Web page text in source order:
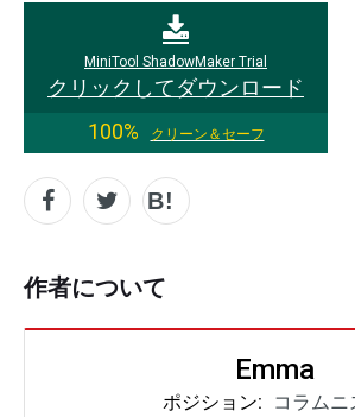
MiniTool ShadowMaker Trial
クリックしてダウンロード
100%
クリーン＆セーフ
作者について
Emma
ポジション:
コラムニ